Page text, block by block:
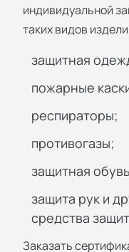
индивидуальной
таких видов
защитная
пожарные
респираторы;
противогазы;
защитная
защита рук и
средства
Заказать